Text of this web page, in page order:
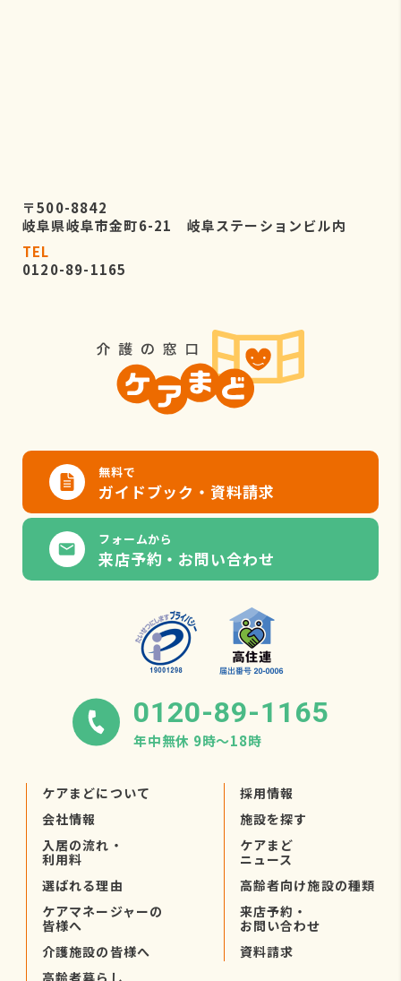
〒500-8842
岐阜県岐阜市金町6-21 岐阜ステーションビル内
TEL
0120-89-1165
無料で
ガイドブック・資料請求
フォームから
来店予約・お問い合わせ
0120-89-1165
年中無休 9時〜18時
ケアまどについて
会社情報
入居の流れ・
利用料
選ばれる理由
ケアマネージャーの
皆様へ
介護施設の皆様へ
採用情報
施設を探す
ケアまど
ニュース
高齢者向け施設の種類
来店予約・
お問い合わせ
資料請求